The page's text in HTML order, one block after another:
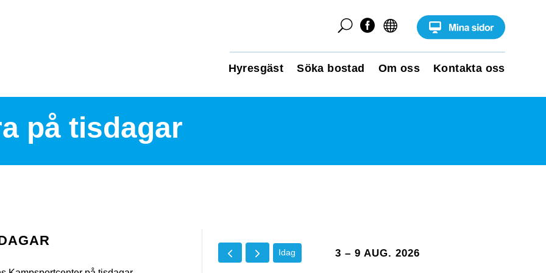


U
Hyresgäst Söka bostad Om oss Kontakta oss
på tisdagar
Idag 3 – 9 AUG. 2026